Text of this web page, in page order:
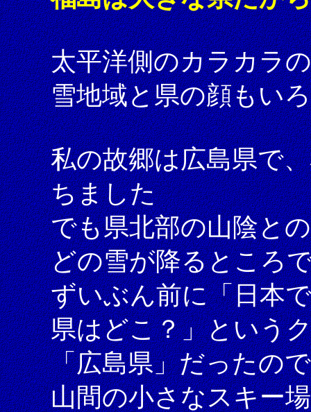
太平洋側のカラカラ
雪地域と県の顔もい
私の故郷は広島県で
ちました
でも県北部の山陰と
どの雪が降るところ
ずいぶん前に「日本
県はどこ？」という
「広島県」だったの
山間の小さなスキー